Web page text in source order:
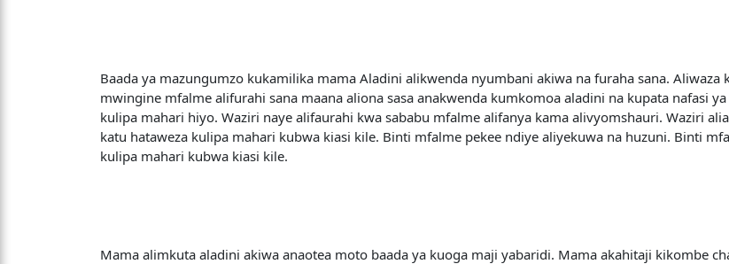
Baada ya mazungumzo kukamilika mama Aladini alikwenda nyumbani akiwa na furaha sana.
mwingine mfalme alifurahi sana maana aliona sasa anakwenda kumkomoa aladini na kupata nafasi
kulipa mahari hiyo. Waziri naye alifaurahi kwa sababu mfalme alifanya kama alivyomshauri. Waziri
katu hataweza kulipa mahari kubwa kiasi kile. Binti mfalme pekee ndiye aliyekuwa na huzuni. Binti
kulipa mahari kubwa kiasi kile.
Mama alimkuta aladini akiwa anaotea moto baada ya kuoga maji yabaridi. Mama akahitaji kikombe